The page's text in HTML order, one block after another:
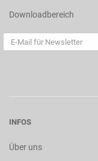
Downloadbereich
INFOS
Über uns